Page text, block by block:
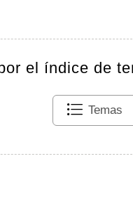
el índice de
Temas